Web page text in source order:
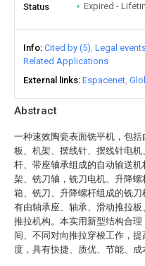
Abstract
一种速效陶瓷表面铣平机，包
板、机架、摆线针、摆线针电
杆、带座轴承组成的自动输送
架、铣刀轴，铣刀电机、升降
箱、铣刀、升降螺杆组成的铣
有由轴承座、轴承、滑动推拉
推拉机构。本实用新型结构合
间、不同对向推拉穿梭工作，
度，具有快捷、质优、节能、成
Status Expired -
Info Cited by (5) Legal
Related Applications
External links Espacenet